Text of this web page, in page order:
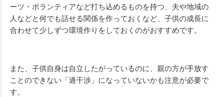
ーツ・ボランティアなど打ち込めるものを持つ、夫や地域の
人などと何でも話せる関係を作っておくなど、子供の成長に
合わせて少しずつ環境作りをしておくのがおすすめです。
また、子供自身は自立したがっているのに、親の方が手放す
ことのできない「過干渉」になっていないかも注意が必要で
す。